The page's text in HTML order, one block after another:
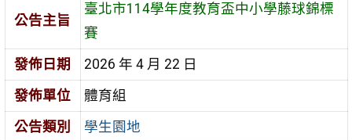
公告主旨
臺北市114學年度教育盃中小學藤球錦標
賽
發佈日期
2026 年 4 月 22 日
發佈單位
體育組
公告類別
學生園地